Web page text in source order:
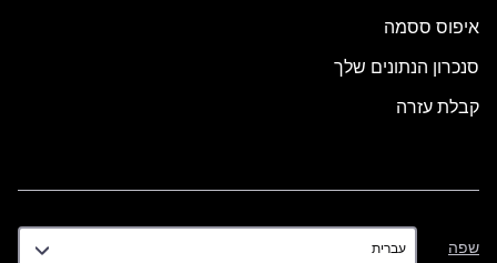
איפוס ססמה
סנכרון הנתונים שלך
קבלת עזרה
שפה
שפה